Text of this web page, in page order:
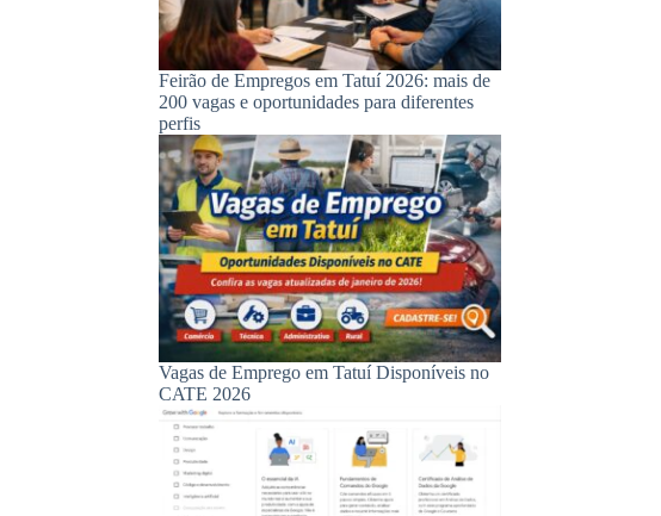
Feirão de Empregos em Tatuí 2026: mais de
200 vagas e oportunidades para diferentes
perfis
Vagas de Emprego em Tatuí Disponíveis no
CATE 2026